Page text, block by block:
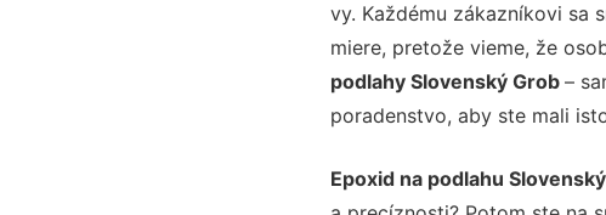
vy. Každému zákazníkovi sa
miere, pretože vieme, že
podlahy Slovenský Grob –
poradenstvo, aby ste mali
Epoxid na podlahu